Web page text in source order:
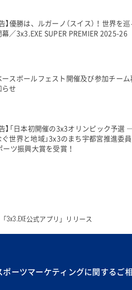
】優勝は、ルガーノ（スイス）！世界を
／3x3.EXE SUPER PREMIER 2025-26
スボールフェスト開催及び参加チーム
せ
】「日本初開催の3x3オリンピック予選
世界と地域」3x3のまち宇都宮推進委
ーツ振興大賞を受賞！
「3x3.EXE公式アプリ」リリース
ポーツマーケティングに関するご相